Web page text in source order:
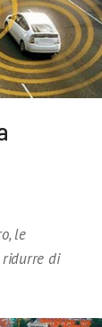
le
ridurre di